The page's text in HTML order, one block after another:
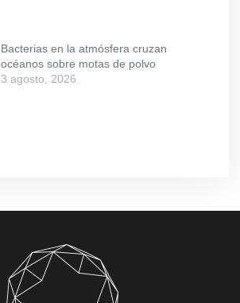
Bacterias en la atmósfera cruzan
océanos sobre motas de polvo
3 agosto, 2026